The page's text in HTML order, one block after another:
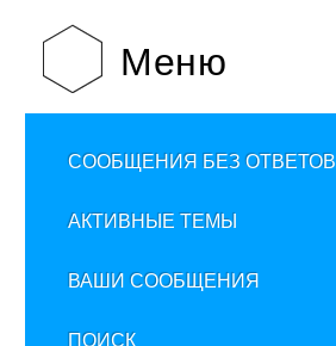
Меню
СООБЩЕНИЯ БЕЗ ОТВЕТОВ
АКТИВНЫЕ ТЕМЫ
ВАШИ СООБЩЕНИЯ
ПОИСК